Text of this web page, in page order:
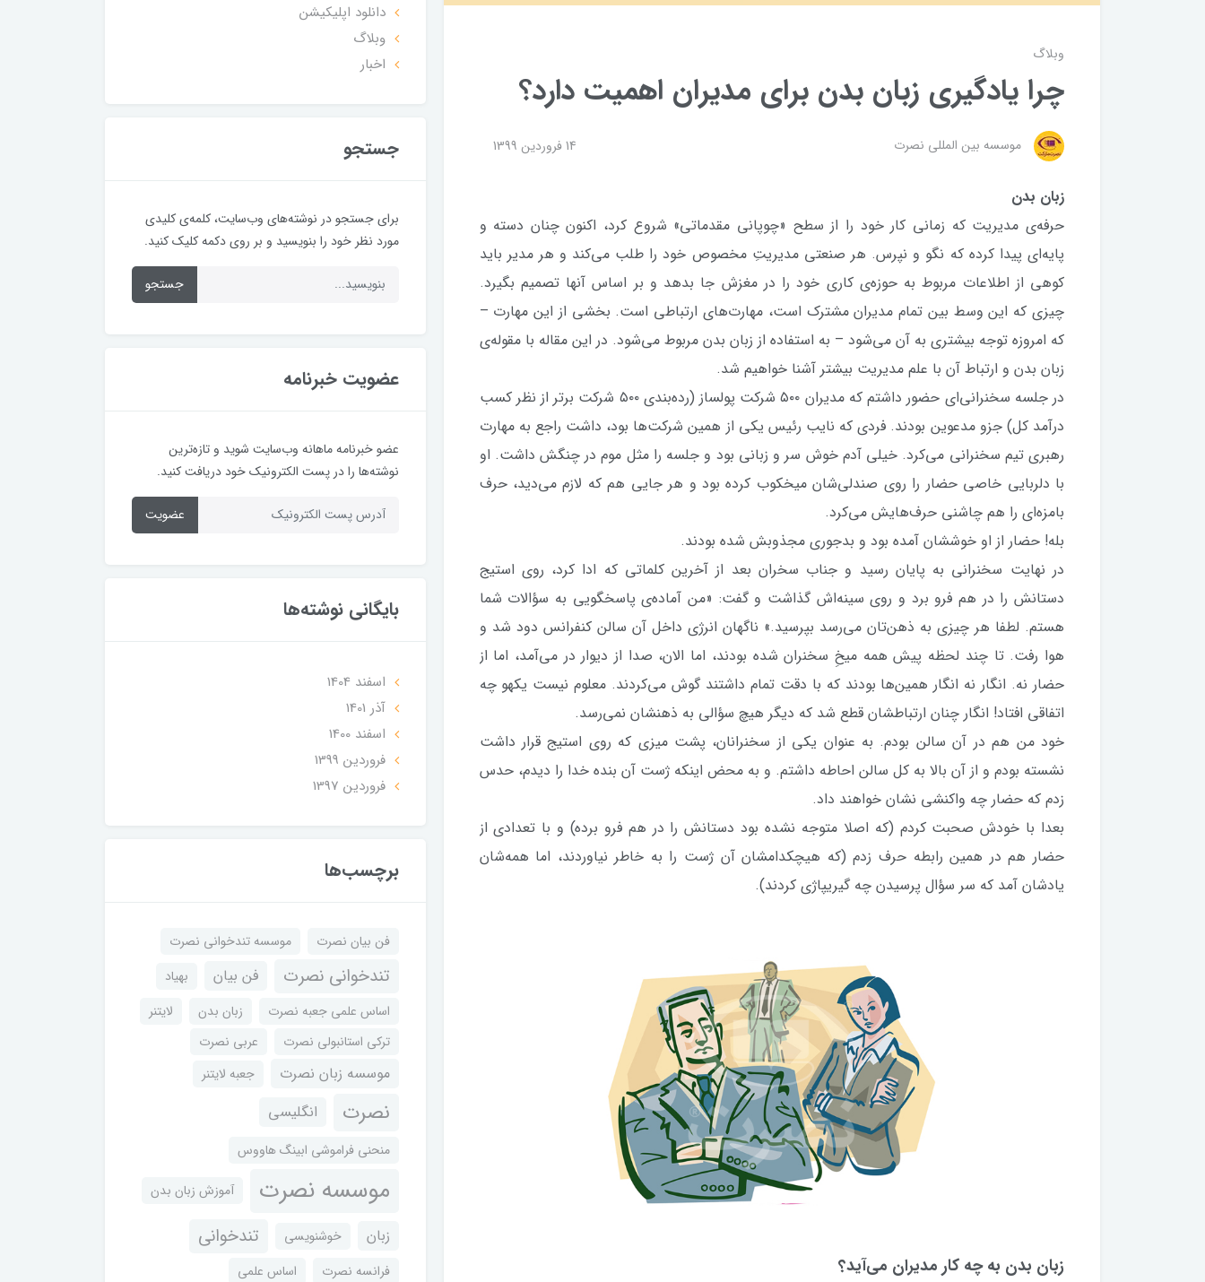
وبلاگ
چرا یادگیری زبان بدن برای مدیران اهمیت دارد؟
موسسه بین المللی نصرت 14 فروردین 1399
زبان بدن
حرفه‌ی مدیریت که زمانی کار خود را از سطح «چوپانی مقدماتی» شروع کرد، اکنون چنان دسته و
پایه‌ای پیدا کرده که نگو و نپرس. هر صنعتی مدیریتِ مخصوص خود را طلب می‌کند و هر مدیر باید
کوهی از اطلاعات مربوط به حوزه‌ی کاری خود را در مغزش جا بدهد و بر اساس آنها تصمیم بگیرد.
چیزی که این وسط بین تمام مدیران مشترک است، مهارت‌های ارتباطی است. بخشی از این مهارت –
که امروزه توجه بیشتری به آن می‌شود – به استفاده از زبان بدن مربوط می‌شود. در این مقاله با مقوله‌ی
زبان بدن و ارتباط آن با علم مدیریت بیشتر آشنا خواهیم شد.
در جلسه سخنرانی‌ای حضور داشتم که مدیران ۵۰۰ شرکت پولساز (رده‌بندی ۵۰۰ شرکت برتر از نظر کسب
درآمد کل) جزو مدعوین بودند. فردی که نایب رئیس یکی از همین شرکت‌ها بود، داشت راجع به مهارت
رهبری تیم سخنرانی می‌کرد. خیلی آدم خوش سر و زبانی بود و جلسه را مثل موم در چنگش داشت. او
با دلربایی خاصی حضار را روی صندلی‌شان میخکوب کرده بود و هر جایی هم که لازم می‌دید، حرف
بامزه‌ای را هم چاشنی حرف‌هایش می‌کرد.
بله! حضار از او خوششان آمده بود و بدجوری مجذوبش شده بودند.
در نهایت سخنرانی به پایان رسید و جناب سخران بعد از آخرین کلماتی که ادا کرد، روی استیج
دستانش را در هم فرو برد و روی سینه‌اش گذاشت و گفت: «من آماده‌ی پاسخگویی به سؤالات شما
هستم. لطفا هر چیزی به ذهن‌تان می‌رسد بپرسید.» ناگهان انرژی داخل آن سالن کنفرانس دود شد و
هوا رفت. تا چند لحظه پیش همه میخِ سخنران شده بودند، اما الان، صدا از دیوار در می‌آمد، اما از
حضار نه. انگار نه انگار همین‌ها بودند که با دقت تمام داشتند گوش می‌کردند. معلوم نیست یکهو چه
اتفاقی افتاد! انگار چنان ارتباطشان قطع شد که دیگر هیچ سؤالی به ذهنشان نمی‌رسد.
خود من هم در آن سالن بودم. به عنوان یکی از سخنرانان، پشت میزی که روی استیج قرار داشت
نشسته بودم و از آن بالا به کل سالن احاطه داشتم. و به محض اینکه ژست آن بنده خدا را دیدم، حدس
زدم که حضار چه واکنشی نشان خواهند داد.
بعدا با خودش صحبت کردم (که اصلا متوجه نشده بود دستانش را در هم فرو برده) و با تعدادی از
حضار هم در همین رابطه حرف زدم (که هیچکدامشان آن ژست را به خاطر نیاوردند، اما همه‌شان
یادشان آمد که سر سؤال پرسیدن چه گیریپاژی کردند).
زبان بدن به چه کار مدیران می‌آید؟
دانلود اپلیکیشن
وبلاگ
اخبار
جستجو
برای جستجو در نوشته‌های وب‌سایت، کلمه‌ی کلیدی
مورد نظر خود را بنویسید و بر روی دکمه کلیک کنید.
جستجو
عضویت خبرنامه
عضو خبرنامه ماهانه وب‌سایت شوید و تازه‌ترین
نوشته‌ها را در پست الکترونیک خود دریافت کنید.
عضویت
بایگانی نوشته‌ها
اسفند 1404
آذر 1401
اسفند 1400
فروردین 1399
فروردین 1397
برچسب‌ها
فن بیان نصرت موسسه تندخوانی نصرت
تندخوانی نصرت فن بیان
بهیاد
اساس علمی جعبه نصرت
زبان بدن
لایتنر
ترکی استانبولی نصرت
عربی نصرت
موسسه زبان نصرت جعبه لایتنر
نصرت انگلیسی
منحنی فراموشی ابینگ هاووس
موسسه نصرت آموزش زبان بدن
زبان خوشنویسی تندخوانی
فرانسه نصرت
اساس علمی